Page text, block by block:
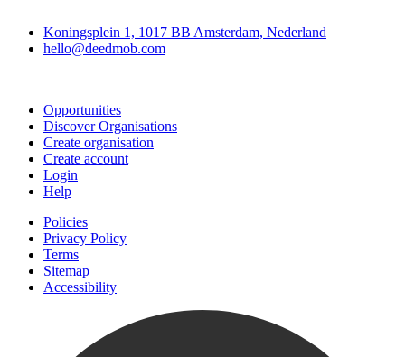
Koningsplein 1, 1017 BB Amsterdam, Nederland
hello@deedmob.com
Opportunities
Discover Organisations
Create organisation
Create account
Login
Help
Policies
Privacy Policy
Terms
Sitemap
Accessibility